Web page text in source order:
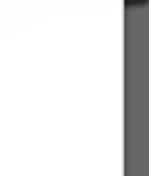
sino una